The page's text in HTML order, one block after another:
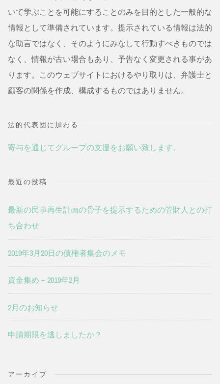
いて学ぶことを可能にすることのみを目的とした一般的な
情報として準備されています。提示されている情報は法的
な助言ではなく、そのようにみなして行動すべきものでは
なく、情報が古い場合もあり、予告なく変更される事があ
ります。このウェブサイトにおけるやり取りは、弁護士と
顧客の関係を作成、構成するものではありません。
法的代表団に加わる
寄与を通じてグループの支援をお願い致します。
最近の投稿
最新の民事再生計画の骨子を提示するための管財人との打
ち合わせ
2019年3月20日の債権者集会のメモ
資金集め – 2019年2月
2月のお知らせ
申請期限を逃しましたか？
アーカイブ